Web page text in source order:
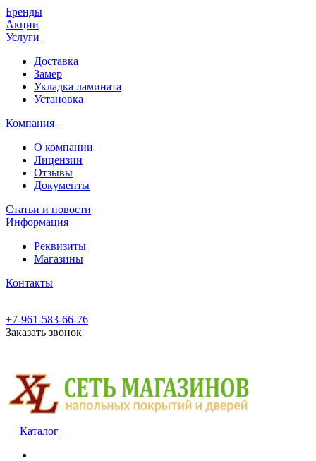
Бренды
Акции
Услуги
Доставка
Замер
Укладка ламината
Установка
Компания
О компании
Лицензии
Отзывы
Документы
Статьи и новости
Информация
Реквизиты
Магазины
Контакты
+7-961-583-66-76
Заказать звонок
Каталог